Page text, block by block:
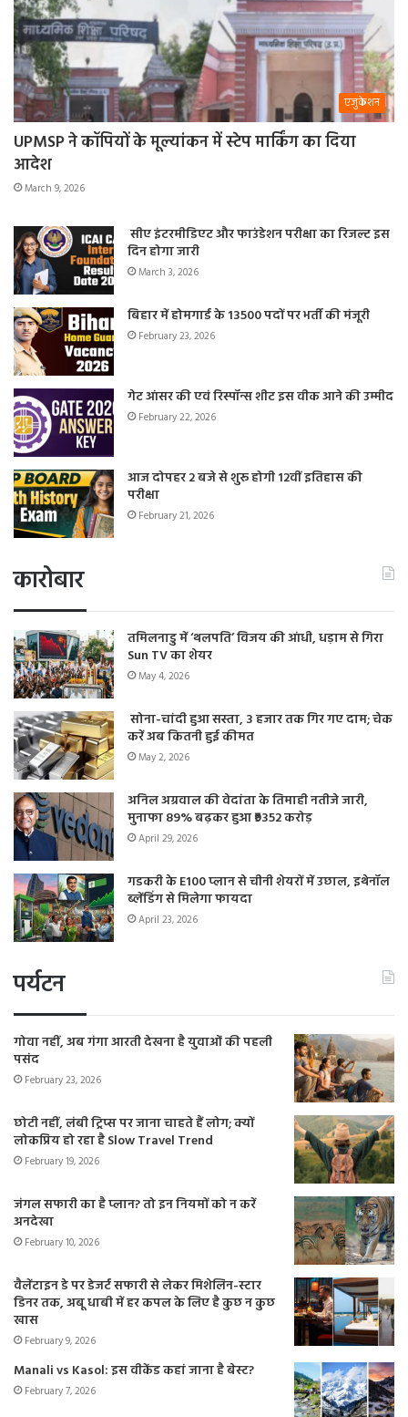
एजुकेशन
UPMSP ने कॉपियों के मूल्यांकन में स्टेप मार्किंग का दिया
आदेश
March 9, 2026
सीए इंटरमीडिएट और फाउंडेशन परीक्षा का रिजल्ट इस
दिन होगा जारी
March 3, 2026
बिहार में होमगार्ड के 13500 पदों पर भर्ती की मंजूरी
February 23, 2026
गेट आंसर की एवं रिस्पॉन्स शीट इस वीक आने की उम्मीद
February 22, 2026
आज दोपहर 2 बजे से शुरू होगी 12वीं इतिहास की
परीक्षा
February 21, 2026
कारोबार
तमिलनाडु में ‘थलपति’ विजय की आंधी, धड़ाम से गिरा
Sun TV का शेयर
May 4, 2026
सोना-चांदी हुआ सस्ता, 3 हजार तक गिर गए दाम; चेक
करें अब कितनी हुई कीमत
May 2, 2026
अनिल अग्रवाल की वेदांता के तिमाही नतीजे जारी,
मुनाफा 89% बढ़कर हुआ ₹9352 करोड़
April 29, 2026
गडकरी के E100 प्लान से चीनी शेयरों में उछाल, इथेनॉल
ब्लेंडिंग से मिलेगा फायदा
April 23, 2026
पर्यटन
गोवा नहीं, अब गंगा आरती देखना है युवाओं की पहली
पसंद
February 23, 2026
छोटी नहीं, लंबी ट्रिप्स पर जाना चाहते हैं लोग; क्यों
लोकप्रिय हो रहा है Slow Travel Trend
February 19, 2026
जंगल सफारी का है प्लान? तो इन नियमों को न करें
अनदेखा
February 10, 2026
वैलेंटाइन डे पर डेजर्ट सफारी से लेकर मिशेलिन-स्टार
डिनर तक, अबू धाबी में हर कपल के लिए है कुछ न कुछ
खास
February 9, 2026
Manali vs Kasol: इस वीकेंड कहां जाना है बेस्ट?
February 7, 2026